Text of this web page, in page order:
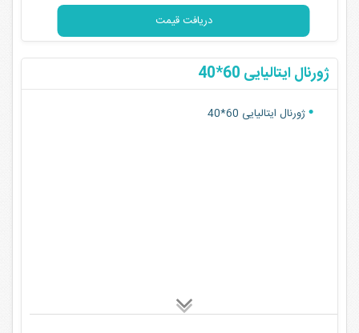
دریافت قیمت
ژورنال ایتالیایی 60*40
ژورنال ایتالیایی 60*40